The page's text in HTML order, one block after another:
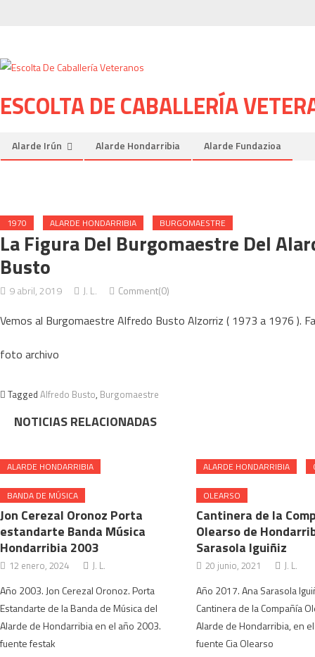
ESCOLTA DE CABALLERÍA
Alarde Irún Alarde Hondarribia Alarde Fundazioa
1970 ALARDE HONDARRIBIA BURGOMAESTRE
La Figura Del Burgomaestre Del
Busto
9 abril, 2019 J. L. Comment(0)
Vemos al Burgomaestre Alfredo Busto Alzorriz ( 1973 a 1976 ).
foto archivo
Tagged Alfredo Busto, Burgomaestre
NOTICIAS RELACIONADAS
ALARDE HONDARRIBIA
BANDA DE MÚSICA
Jon Cerezal Oronoz Porta
estandarte Banda Música
Hondarribia 2003
12 enero, 2024 J. L.
Año 2003. Jon Cerezal Oronoz. Porta
Estandarte de la Banda de Música del
Alarde de Hondarribia en el año 2003.
fuente festak
ALARDE HONDARRIBIA
OLEARSO
Cantinera de la
Olearso de
Sarasola Iguiñiz
20 junio, 2021 J. L.
Año 2017. Ana Sarasola
Cantinera de la Compañía
Alarde de Hondarribia, en
fuente Cia Olearso